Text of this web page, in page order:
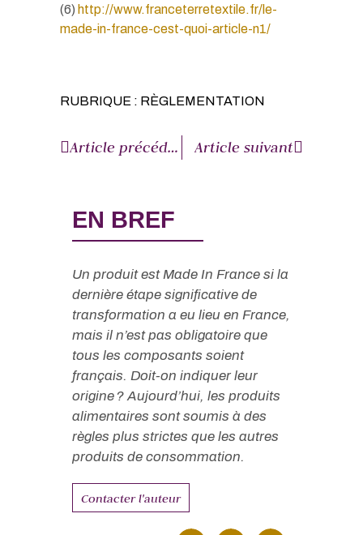
(6) http://www.franceterretextile.fr/le-
made-in-france-cest-quoi-article-n1/
RUBRIQUE : RÈGLEMENTATION
Article précédent Article suivant
EN BREF
Un produit est Made In France si la
dernière étape significative de
transformation a eu lieu en France,
mais il n’est pas obligatoire que
tous les composants soient
français. Doit-on indiquer leur
origine ? Aujourd’hui, les produits
alimentaires sont soumis à des
règles plus strictes que les autres
produits de consommation.
Contacter l'auteur